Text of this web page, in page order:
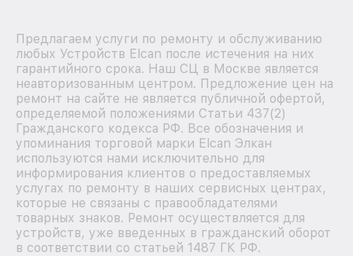
Предлагаем услуги по ремонту и обслуживанию
любых Устройств Elcan после истечения на них
гарантийного срока. Наш СЦ в Москве является
неавторизованным центром. Предложение цен на
ремонт на сайте не является публичной офертой,
определяемой положениями Статьи 437(2)
Гражданского кодекса РФ. Все обозначения и
упоминания торговой марки Elcan Элкан
используются нами исключительно для
информирования клиентов о предоставляемых
услугах по ремонту в наших сервисных центрах,
которые не связаны с правообладателями
товарных знаков. Ремонт осуществляется для
устройств, уже введенных в гражданский оборот
в соответствии со статьей 1487 ГК РФ.